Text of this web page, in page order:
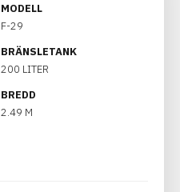
MODELL
F-29
BRÄNSLETANK
200 LITER
BREDD
2.49 M